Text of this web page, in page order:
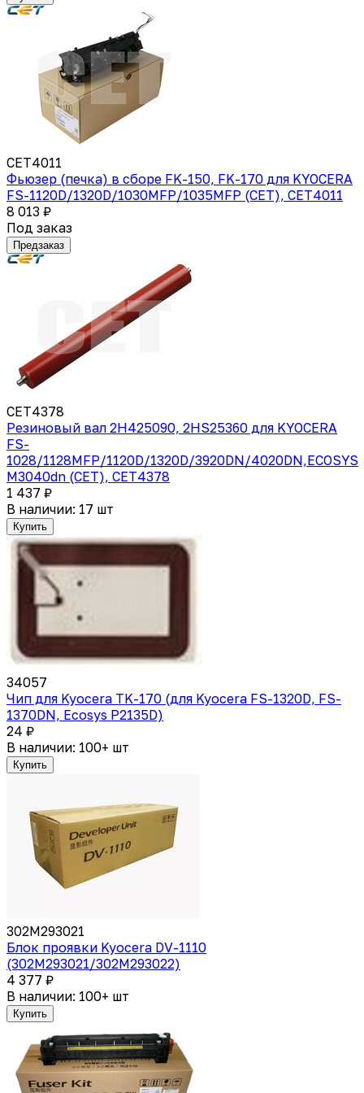
CET4011
Фьюзер (печка) в сборе FK-150, FK-170 для KYOCERA
FS-1120D/1320D/1030MFP/1035MFP (CET), CET4011
8 013 ₽
Под заказ
Предзаказ
CET4378
Резиновый вал 2H425090, 2HS25360 для KYOCERA
FS-
1028/1128MFP/1120D/1320D/3920DN/4020DN,ECOSYS
M3040dn (CET), CET4378
1 437 ₽
В наличии: 17 шт
Купить
34057
Чип для Kyocera TK-170 (для Kyocera FS-1320D, FS-
1370DN, Ecosys P2135D)
24 ₽
В наличии: 100+ шт
Купить
302M293021
Блок проявки Kyocera DV-1110
(302M293021/302M293022)
4 377 ₽
В наличии: 100+ шт
Купить